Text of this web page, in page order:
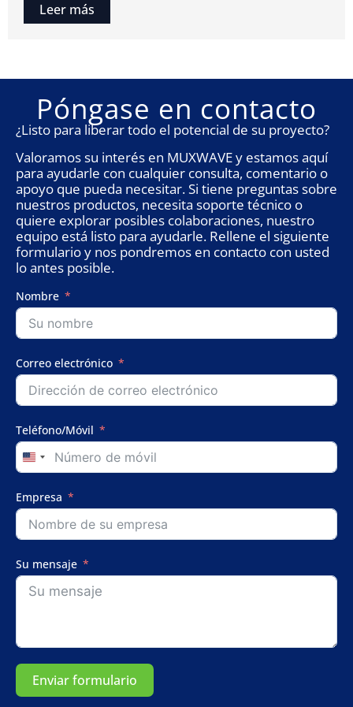
Leer más
Póngase en contacto
¿Listo para liberar todo el potencial de su proyecto?
Valoramos su interés en MUXWAVE y estamos aquí
para ayudarle con cualquier consulta, comentario o
apoyo que pueda necesitar. Si tiene preguntas sobre
nuestros productos, necesita soporte técnico o
quiere explorar posibles colaboraciones, nuestro
equipo está listo para ayudarle. Rellene el siguiente
formulario y nos pondremos en contacto con usted
lo antes posible.
Nombre
Correo electrónico
Teléfono/Móvil
United
States
+1
Empresa
Su mensaje
Enviar formulario